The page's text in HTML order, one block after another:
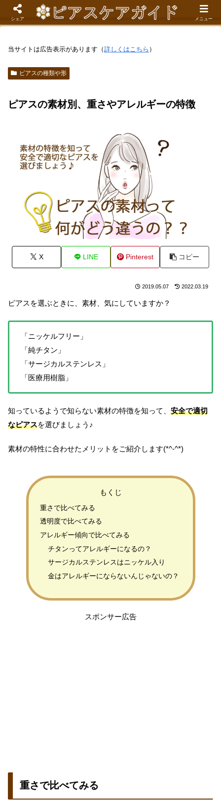
現役看護師が解説するピアスケア成功のコツ
当サイトは広告表示があります（詳しくはこちら ）
ピアスの種類や形
ピアスの素材別、重さやアレルギーの特徴
X LINE Pinterest コピー
2019.05.07 2022.03.19
ピアスを選ぶときに、素材、気にしていますか？
「ニッケルフリー」
「純チタン」
「サージカルステンレス」
「医療用樹脂」
知っているようで知らない素材の特徴を知って、 安全で適切
なピアスを選びましょう♪
素材の特性に合わせたメリットをご紹介します(*^-^*)
もくじ
重さで比べてみる
透明度で比べてみる
アレルギー傾向で比べてみる
チタンってアレルギーになるの？
サージカルステンレスはニッケル入り
金はアレルギーにならないんじゃないの？
スポンサー広告
重さで比べてみる
シェア メニュー